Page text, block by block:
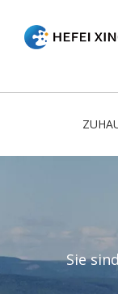
Sie